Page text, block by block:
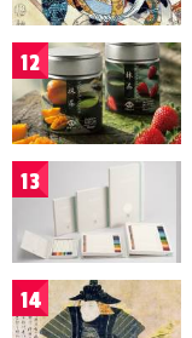
12
13
14